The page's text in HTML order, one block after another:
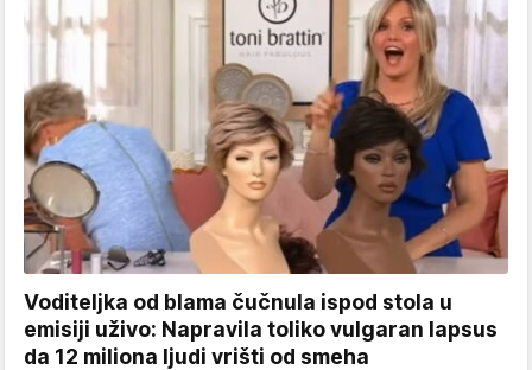
Voditeljka od blama čučnula ispod stola u
emisiji uživo: Napravila toliko vulgaran lapsus
da 12 miliona ljudi vrišti od smeha